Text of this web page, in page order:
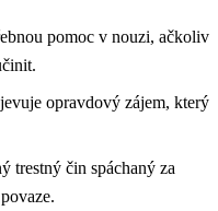
pomoc v nouzi, ačkoliv
opravdový zájem, který
trestný čin spáchaný za